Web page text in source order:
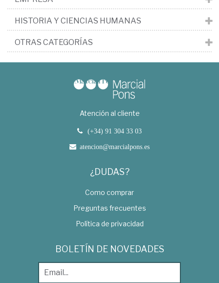
HISTORIA Y CIENCIAS HUMANAS
OTRAS CATEGORÍAS
Atención al cliente
(+34) 91 304 33 03
atencion@marcialpons.es
¿DUDAS?
Como comprar
Preguntas frecuentes
Política de privacidad
BOLETÍN DE NOVEDADES